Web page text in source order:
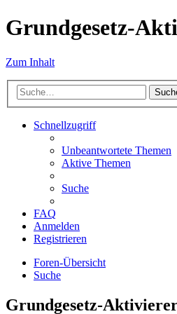
Grundgesetz-
Zum Inhalt
Schnellzugriff
Unbeantwortete Themen
Aktive Themen
Suche
FAQ
Anmelden
Registrieren
Foren-Übersicht
Suche
Grundgesetz-